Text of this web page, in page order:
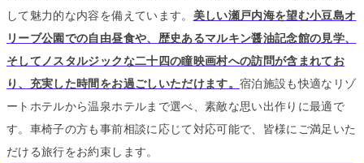
して魅力的な内容を備えています。 美しい瀬戸内海を望む小豆島オ
リーブ公園での自由昼食や、歴史あるマルキン醤油記念館の見学、
そしてノスタルジックな二十四の瞳映画村への訪問が含まれてお
り、充実した時間をお過ごしいただけます。 宿泊施設も快適なリゾ
ートホテルから温泉ホテルまで選べ、素敵な思い出作りに最適で
す。 車椅子の方も事前相談に応じて対応可能で、皆様にご満足いた
だける旅行をお約束します。